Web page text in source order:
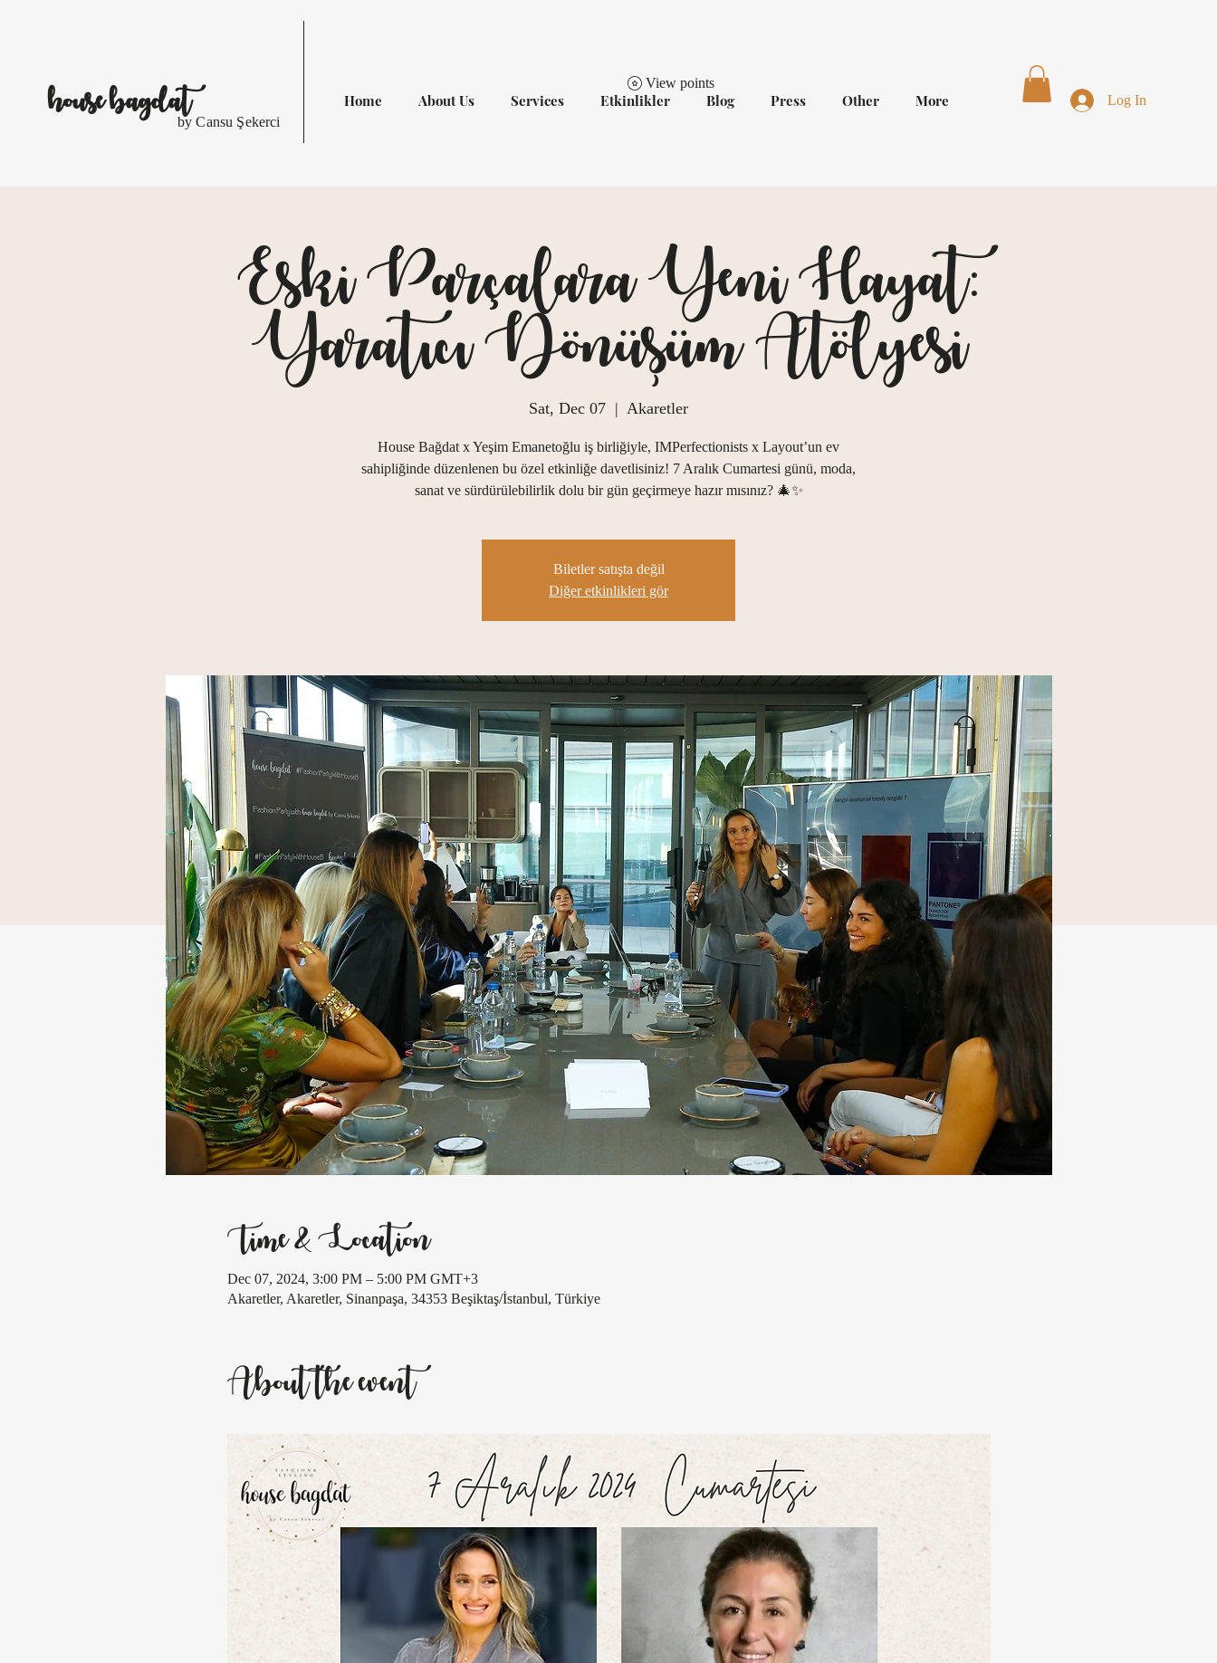
by Cansu Şekerci
housebagdat Home About Us Services Etkinlikler Blog Press Other More
View points
Log In
Eski Parçalara Yeni Hayat:
Yaratıcı Dönüşüm Atölyesi
Sat, Dec 07
  |
Akaretler
House Bağdat x Yeşim Emanetoğlu iş birliğiyle, IMPerfectionists x Layout’un ev
sahipliğinde düzenlenen bu özel etkinliğe davetlisiniz! 7 Aralık Cumartesi günü, moda,
sanat ve sürdürülebilirlik dolu bir gün geçirmeye hazır mısınız? 🎄✨
Biletler satışta değil
Diğer etkinlikleri gör
Time & Location
Dec 07, 2024, 3:00 PM – 5:00 PM GMT+3
Akaretler, Akaretler, Sinanpaşa, 34353 Beşiktaş/İstanbul, Türkiye
About the event